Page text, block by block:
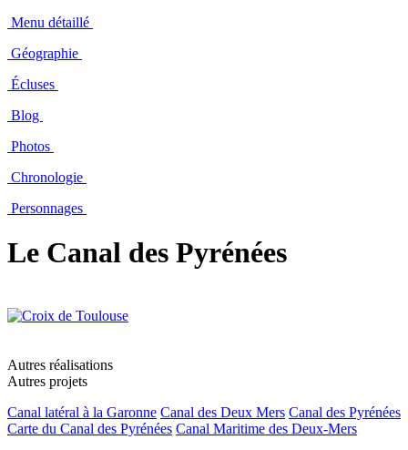
Menu détaillé
Géographie
Écluses
Blog
Photos
Chronologie
Personnages
Le Canal des Pyrénées
Autres réalisations
Autres projets
Canal latéral à la Garonne Canal des Deux Mers Canal des Pyrénées
Carte du Canal des Pyrénées Canal Maritime des Deux-Mers